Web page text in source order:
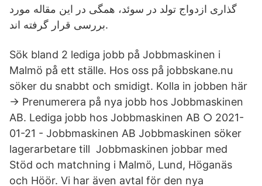
گذاری ازدواج تولد در سوئد، همگی در این مقاله مورد
بررسی قرار گرفته اند.
Sök bland 2 lediga jobb på Jobbmaskinen i
Malmö på ett ställe. Hos oss på jobbskane.nu
söker du snabbt och smidigt. Kolla in jobben här
→ Prenumerera på nya jobb hos Jobbmaskinen
AB. Lediga jobb hos Jobbmaskinen AB ○ 2021-
01-21 - Jobbmaskinen AB Jobbmaskinen söker
lagerarbetare till Jobbmaskinen jobbar med
Stöd och matchning i Malmö, Lund, Höganäs
och Höör. Vi har även avtal för den nya